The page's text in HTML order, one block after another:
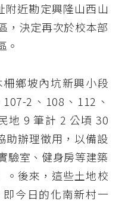
附近勘定興隆山西山
，決定再次於校本部
。
鄉坡內坑新興小段
2、108、112、
地 9 筆計 2 公頃 30
助辦理徵用，以備設
驗室、健身房等建築
。後來，這些土地校
今日的化南新村一